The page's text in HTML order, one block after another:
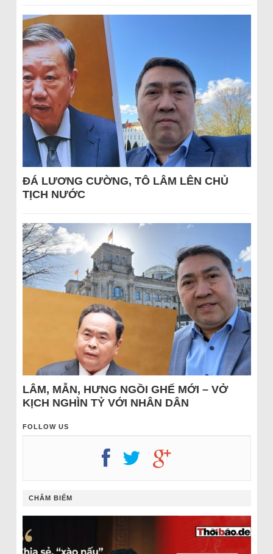
ĐÁ LƯƠNG CƯỜNG, TÔ LÂM LÊN CHỦ
TỊCH NƯỚC
LÂM, MẪN, HƯNG NGỒI GHẾ MỚI – VỞ
KỊCH NGHÌN TỶ VỚI NHÂN DÂN
FOLLOW US
CHÂM BIẾM